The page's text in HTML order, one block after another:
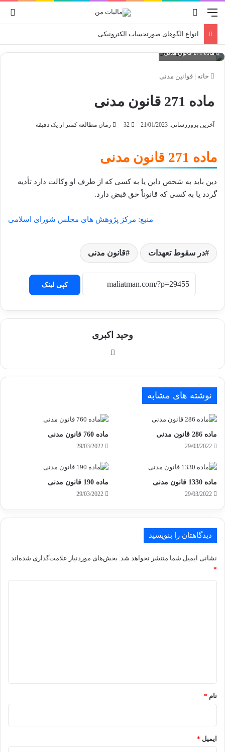
منو
انواع الگوهای صورتحساب الکترونیکی
ماده 271 قانون مدنی
خانه | قوانین مدنی
ماده 271 قانون مدنی
آخرین بروزرسانی: 21/01/2023 32 زمان مطالعه کمتر از یک دقیقه
ماده 271 قانون مدنی
دین باید به شخص داین یا به کسی که از طرف او وکالت دارد تأدیه
گردد یا به کسی که قانوناً حق قبض دارد.
منبع: مرکز پژوهش های مجلس شورای اسلامی
در سقوط تعهدات قانون مدنی
کپی لینک
وحید اکبری
نوشته های مشابه
ماده 286 قانون مدنی
29/03/2022
ماده 760 قانون مدنی
29/03/2022
ماده 1330 قانون مدنی
29/03/2022
ماده 190 قانون مدنی
29/03/2022
دیدگاهتان را بنویسید
نشانی ایمیل شما منتشر نخواهد شد. بخش‌های موردنیاز علامت‌گذاری شده‌اند
*
نام *
ایمیل *